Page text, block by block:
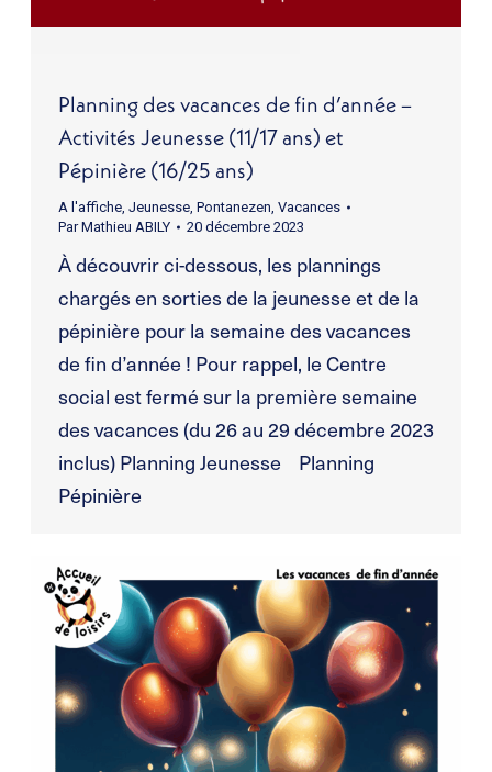
Planning des vacances de fin d’année –
Activités Jeunesse (11/17 ans) et
Pépinière (16/25 ans)
A l'affiche, Jeunesse, Pontanezen Vacances
ParMathieu ABILY 20 décembre 2023
À découvrir ci-dessous, les plannings
chargés en sorties de la jeunesse et de la
pépinière pour la semaine des vacances
de fin d’année ! Pour rappel, le Centre
social est fermé sur la première semaine
des vacances (du 26 au 29 décembre 2023
inclus) Planning Jeunesse Planning
Pépinière